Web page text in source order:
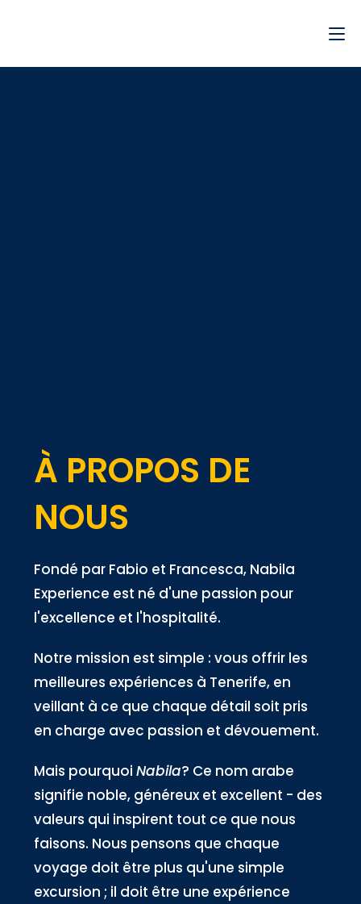
À PROPOS DE
NOUS
Fondé par Fabio et Francesca, Nabila
Experience est né d'une passion pour
l'excellence et l'hospitalité.
Notre mission est simple : vous offrir les
meilleures expériences à Tenerife, en
veillant à ce que chaque détail soit pris
en charge avec passion et dévouement.
Mais pourquoi Nabila? Ce nom arabe
signifie noble, généreux et excellent - des
valeurs qui inspirent tout ce que nous
faisons. Nous pensons que chaque
voyage doit être plus qu'une simple
excursion ; il doit être une expérience